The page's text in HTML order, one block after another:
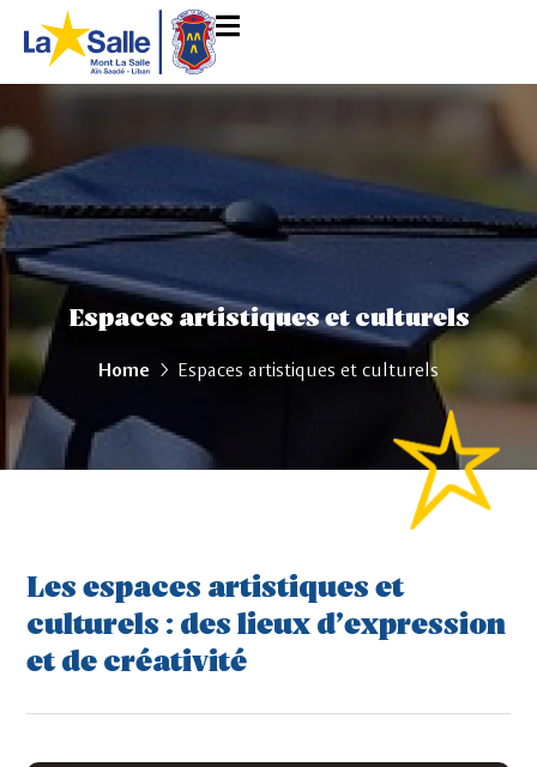
Espaces artistiques et culturels
Home Espaces artistiques et culturels
Les espaces artistiques et
culturels : des lieux d’expression
et de créativité